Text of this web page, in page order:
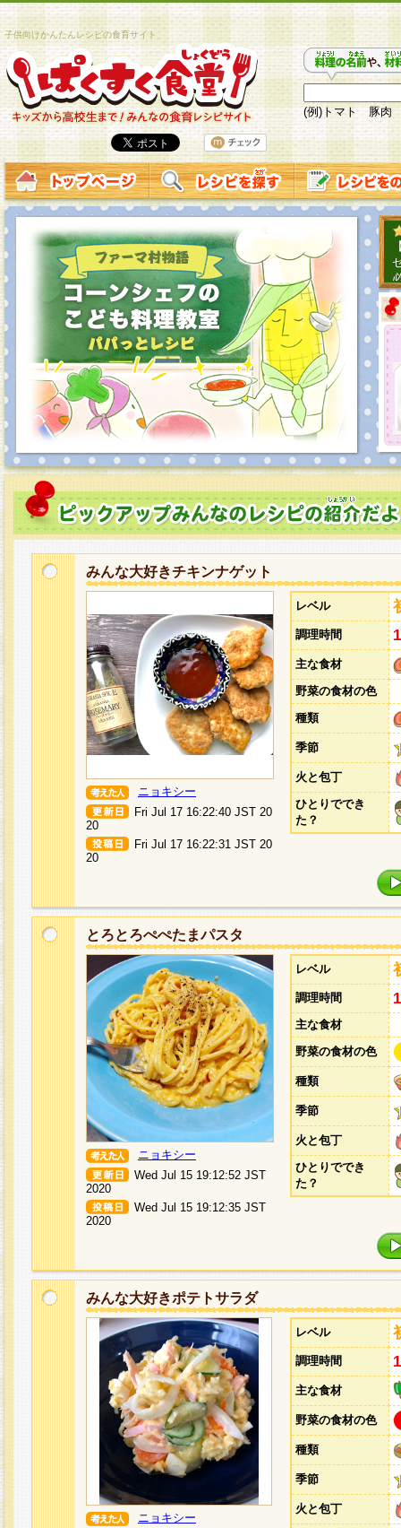
子供向けかんたんレシピの食育サイト
(例)トマト 豚肉
みんな大好きチキンナゲット
ニョキシー
Fri Jul 17 16:22:40 JST 20
20
Fri Jul 17 16:22:31 JST 20
20
レベル
調理時間
主な食材
野菜の食材の色
種類
季節
火と包丁
ひとりででき
た？
とろとろぺぺたまパスタ
ニョキシー
Wed Jul 15 19:12:52 JST
2020
Wed Jul 15 19:12:35 JST
2020
レベル
調理時間
主な食材
野菜の食材の色
種類
季節
火と包丁
ひとりででき
た？
みんな大好きポテトサラダ
ニョキシー
レベル
調理時間
主な食材
野菜の食材の色
種類
季節
火と包丁